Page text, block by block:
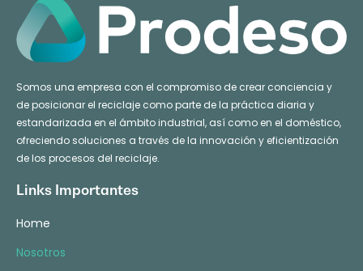
Somos una empresa con el compromiso de crear conciencia y
de posicionar el reciclaje como parte de la práctica diaria y
estandarizada en el ámbito industrial, así como en el doméstico,
ofreciendo soluciones a través de la innovación y eficientización
de los procesos del reciclaje.
Links Importantes
Home
Nosotros